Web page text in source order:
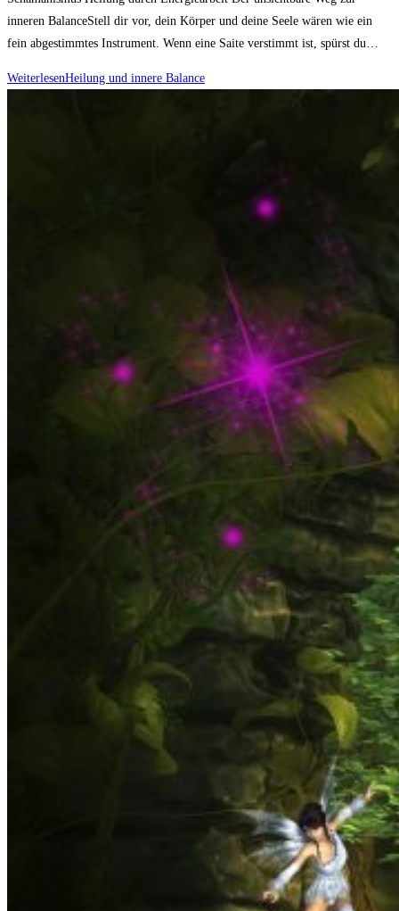
inneren BalanceStell dir vor, dein Körper und deine Seele wären wie ein
fein abgestimmtes Instrument. Wenn eine Saite verstimmt ist, spürst du…
WeiterlesenHeilung und innere Balance